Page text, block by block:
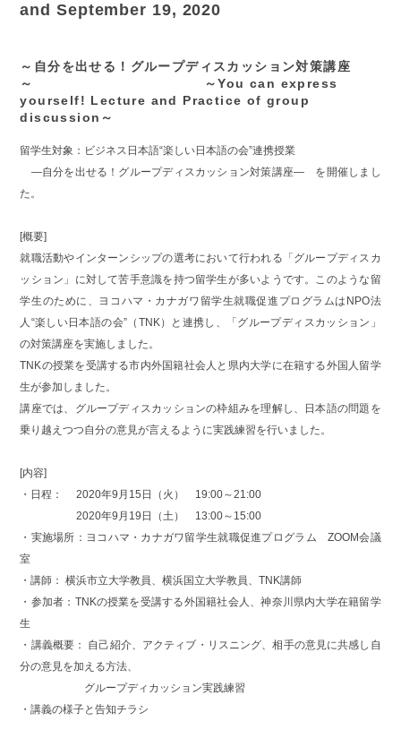
and September 19, 2020
～自分を出せる！グループディスカッション対策講座
～ ～You can express
yourself! Lecture and Practice of group
discussion～
留学生対象：ビジネス日本語“楽しい日本語の会”連携授業
―自分を出せる！グループディスカッション対策講座― を開催しまし
た。
[概要]
就職活動やインターンシップの選考において行われる「グループディスカ
ッション」に対して苦手意識を持つ留学生が多いようです。このような留
学生のために、ヨコハマ・カナガワ留学生就職促進プログラムはNPO法
人“楽しい日本語の会”（TNK）と連携し、「グループディスカッション」
の対策講座を実施しました。
TNKの授業を受講する市内外国籍社会人と県内大学に在籍する外国人留学
生が参加しました。
講座では、グループディスカッションの枠組みを理解し、日本語の問題を
乗り越えつつ自分の意見が言えるように実践練習を行いました。
[内容]
・日程： 2020年9月15日（火） 19:00～21:00
2020年9月19日（土） 13:00～15:00
・実施場所：ヨコハマ・カナガワ留学生就職促進プログラム ZOOM会議
室
・講師： 横浜市立大学教員、横浜国立大学教員、TNK講師
・参加者：TNKの授業を受講する外国籍社会人、神奈川県内大学在籍留学
生
・講義概要： 自己紹介、アクティブ・リスニング、相手の意見に共感し自
分の意見を加える方法、
グループディカッション実践練習
・講義の様子と告知チラシ